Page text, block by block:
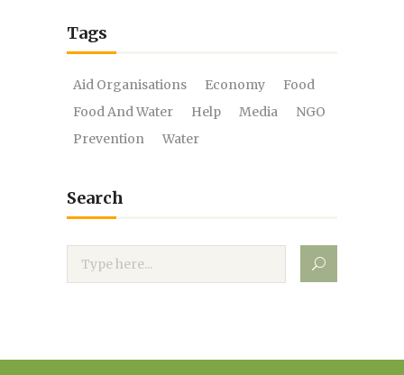
Tags
Aid Organisations Economy
Food
Food And Water
Help Media
NGO
Prevention
Water
Search